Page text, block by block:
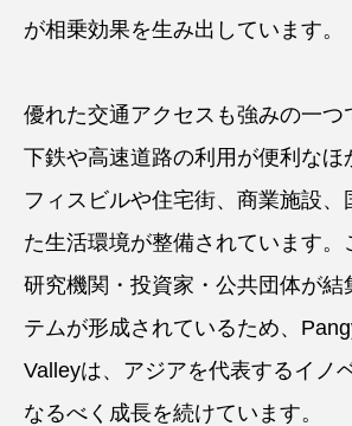
が相乗効果を生み出しています。
優れた交通アクセスも強みの一つ
下鉄や高速道路の利用が便利なほ
フィスビルや住宅街、商業施設、
た生活環境が整備されています。
研究機関・投資家・公共団体が結
テムが形成されているため、
Valleyは、アジアを代表するイノ
なるべく成長を続けています。